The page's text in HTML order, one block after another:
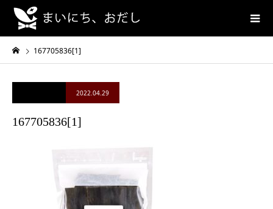
167705836[1]
2022.04.29
167705836[1]